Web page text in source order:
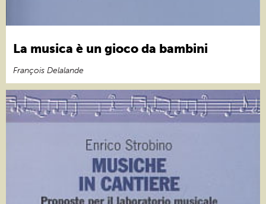
La musica è un gioco da bambini
François Delalande